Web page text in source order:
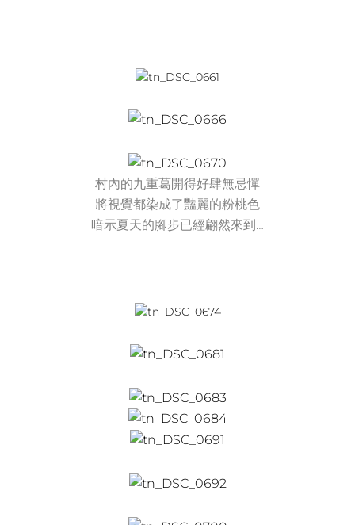
村內的九重葛開得好肆無忌憚
將視覺都染成了豔麗的粉桃色
暗示夏天的腳步已經翩然來到…